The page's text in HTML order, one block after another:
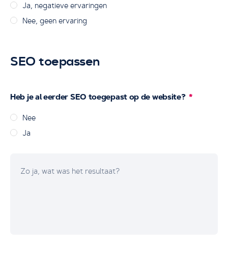
Ja, negatieve ervaringen
Nee, geen ervaring
SEO toepassen
Heb je al eerder SEO toegepast op de website?
Nee
Ja